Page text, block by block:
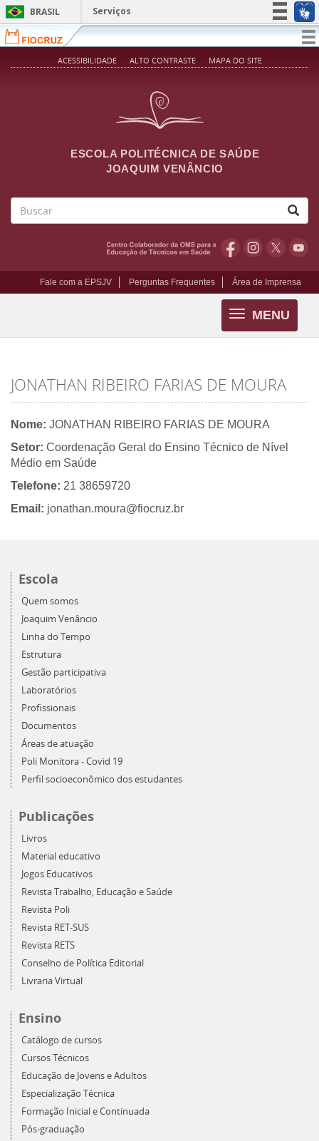
Pular para o conteúdo principal
BRASIL
Serviços
Simplifique!
Participe
ACESSIBILIDADE ALTO CONTRASTE MAPA DO SITE
ESCOLA POLITÉCNICA DE SAÚDE
JOAQUIM VENÂNCIO
Fale com a EPSJV Perguntas Frequentes Área de Imprensa
MENU
Toggle
navigation
JONATHAN RIBEIRO FARIAS DE MOURA
Nome: JONATHAN RIBEIRO FARIAS DE MOURA
Setor: Coordenação Geral do Ensino Técnico de Nível
Médio em Saúde
Telefone: 21 38659720
Email: jonathan.moura@fiocruz.br
Escola
Quem somos
Joaquim Venâncio
Linha do Tempo
Estrutura
Gestão participativa
Laboratórios
Profissionais
Documentos
Áreas de atuação
Poli Monitora - Covid 19
Perfil socioeconômico dos estudantes
Publicações
Livros
Material educativo
Jogos Educativos
Revista Trabalho, Educação e Saúde
Revista Poli
Revista RET-SUS
Revista RETS
Conselho de Política Editorial
Livraria Virtual
Ensino
Catálogo de cursos
Cursos Técnicos
Educação de Jovens e Adultos
Especialização Técnica
Formação Inicial e Continuada
Pós-graduação